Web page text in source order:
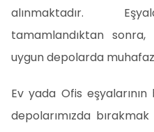
alınmaktadır.
tamamlandıktan sonra,
uygun depolarda
Ev yada Ofis eşyalarının
depolarımızda